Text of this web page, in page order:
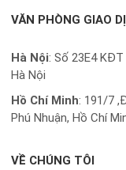
VĂN PHÒNG GIAO
Hà Nội: Số 23E4 KĐT
Hà Nội
Hồ Chí Minh: 191/7
Phú Nhuận, Hồ Chí
VỀ CHÚNG TÔI